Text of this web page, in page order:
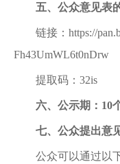
五、公众意见表
链接：https://
Fh43UmWL6t0nDrw
提取码：32is
六、公示期：10
七、公众提出意
公众可以通过以